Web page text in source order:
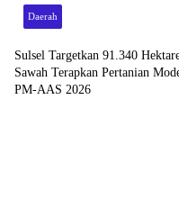
Daerah
Sulsel Targetkan 91.340
Sawah Terapkan Pertanian
PM-AAS 2026